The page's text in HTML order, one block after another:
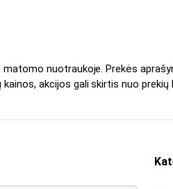
nuotraukoje. Prekės
akcijos gali skirtis nuo